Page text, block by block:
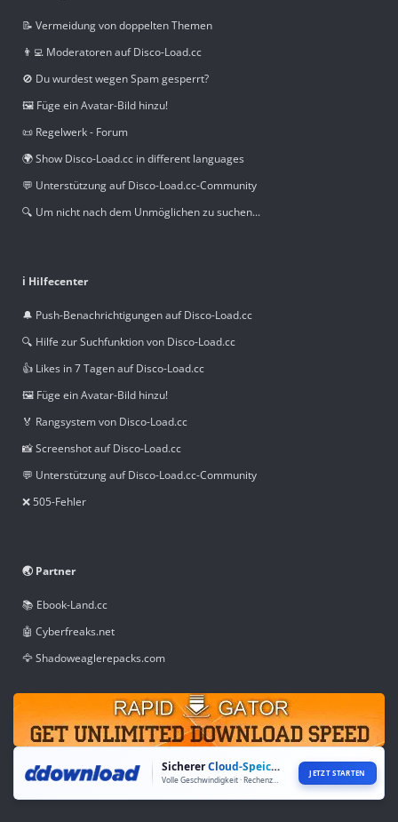
📝 Vermeidung von doppelten Themen
👨‍💻 Moderatoren auf Disco-Load.cc
🚫 Du wurdest wegen Spam gesperrt?
🖼️ Füge ein Avatar-Bild hinzu!
📜 Regelwerk - Forum
🌍 Show Disco-Load.cc in different languages
💬 Unterstützung auf Disco-Load.cc-Community
🔍 Um nicht nach dem Unmöglichen zu suchen...
ℹ️ Hilfecenter
🔔 Push-Benachrichtigungen auf Disco-Load.cc
🔍 Hilfe zur Suchfunktion von Disco-Load.cc
👍 Likes in 7 Tagen auf Disco-Load.cc
🖼️ Füge ein Avatar-Bild hinzu!
🏅 Rangsystem von Disco-Load.cc
📸 Screenshot auf Disco-Load.cc
💬 Unterstützung auf Disco-Load.cc-Community
❌ 505-Fehler
🌏 Partner
📚 Ebook-Land.cc
🤖 Cyberfreaks.net
🦅 Shadoweaglerepacks.com
SichererCloud-Speicher JETZT STARTEN